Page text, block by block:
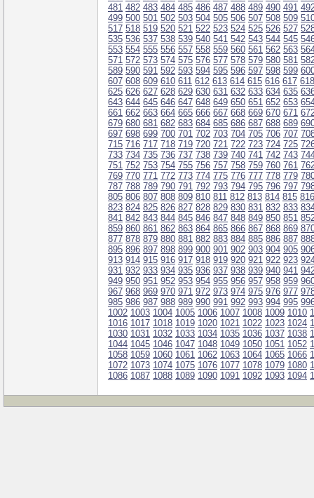
481 482 483 484 485 486 487 488 489 490 491
499 500 501 502 503 504 505 506 507 508 509
517 518 519 520 521 522 523 524 525 526 527
535 536 537 538 539 540 541 542 543 544 545
553 554 555 556 557 558 559 560 561 562 563
571 572 573 574 575 576 577 578 579 580 581
589 590 591 592 593 594 595 596 597 598 599
607 608 609 610 611 612 613 614 615 616 617 618
625 626 627 628 629 630 631 632 633 634 635
643 644 645 646 647 648 649 650 651 652 653
661 662 663 664 665 666 667 668 669 670 671
679 680 681 682 683 684 685 686 687 688 689
697 698 699 700 701 702 703 704 705 706 707
715 716 717 718 719 720 721 722 723 724 725
733 734 735 736 737 738 739 740 741 742 743
751 752 753 754 755 756 757 758 759 760 761
769 770 771 772 773 774 775 776 777 778 779
787 788 789 790 791 792 793 794 795 796 797
805 806 807 808 809 810 811 812 813 814 815 816
823 824 825 826 827 828 829 830 831 832 833
841 842 843 844 845 846 847 848 849 850 851
859 860 861 862 863 864 865 866 867 868 869
877 878 879 880 881 882 883 884 885 886 887
895 896 897 898 899 900 901 902 903 904 905
913 914 915 916 917 918 919 920 921 922 923
931 932 933 934 935 936 937 938 939 940 941
949 950 951 952 953 954 955 956 957 958 959
967 968 969 970 971 972 973 974 975 976 977
985 986 987 988 989 990 991 992 993 994 995
1002 1003 1004 1005 1006 1007 1008 1009 1010
1016 1017 1018 1019 1020 1021 1022 1023 1024
1030 1031 1032 1033 1034 1035 1036 1037 1038
1044 1045 1046 1047 1048 1049 1050 1051 1052
1058 1059 1060 1061 1062 1063 1064 1065 1066
1072 1073 1074 1075 1076 1077 1078 1079 1080
1086 1087 1088 1089 1090 1091 1092 1093 1094